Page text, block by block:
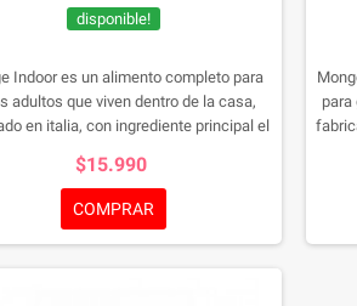
disponible!
Indoor es un alimento completo para
adultos que viven dentro de la casa,
en italia, con ingrediente principal el
la última generación de
intestinal.
$15.990
COMPRAR
para